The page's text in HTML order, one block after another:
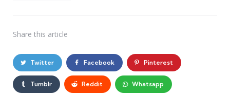
Share this article
Twitter Facebook Pinterest
Tumblr Reddit Whatsapp